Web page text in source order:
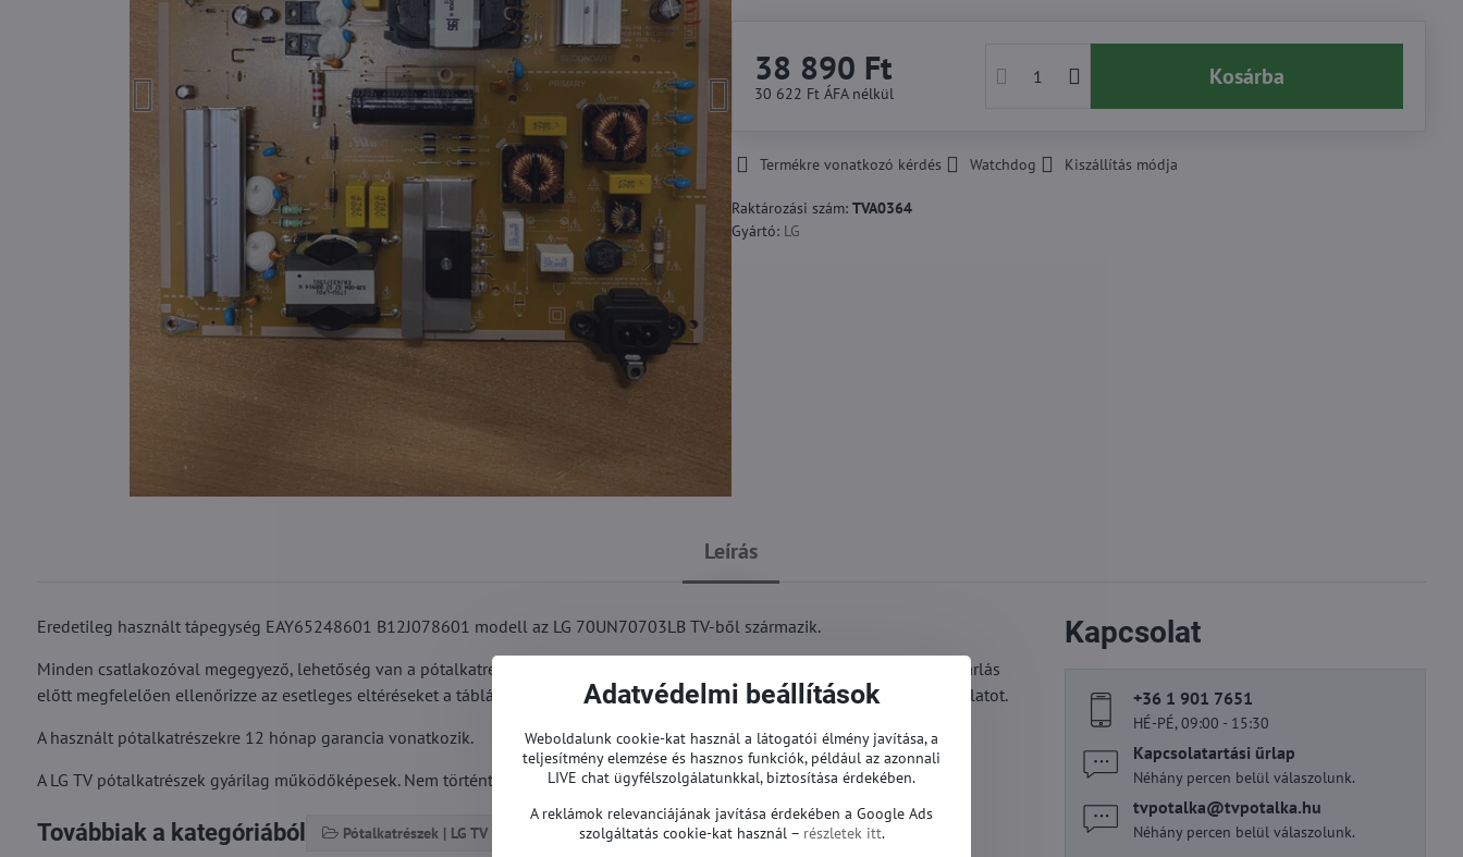
38 890 Ft
30 622 Ft ÁFA nélkül
Kosárba
Termékre vonatkozó kérdés Watchdog Kiszállítás módja
Raktározási szám: TVA0364
Gyártó: LG
Leírás
Eredetileg használt tápegység EAY65248601 B12J078601 modell az LG 70UN70703LB TV-ből származik.
Minden csatlakozóval megegyező, lehetőség van a pótalkatrész más modellekben való felhasználására. Javasoljuk, hogy vásárlás
előtt megfelelően ellenőrizze az esetleges eltéréseket a táblával. Ha bármilyen kérdése van, kérjük, vegye fel velünk a kapcsolatot.
A használt pótalkatrészekre 12 hónap garancia vonatkozik.
A LG TV pótalkatrészek gyárilag működőképesek. Nem történt rajtuk javítás vagy szervizelés.
Továbbiak a kategóriából Pótalkatrészek | LG TV Tápegységek | LG TV
Kapcsolat
+36 1 901 7651
HÉ-PÉ, 09:00 - 15:30
Kapcsolatartási űrlap
Néhány percen belül válaszolunk.
tvpotalka​@tvpotalka​.hu
Néhány percen belül válaszolunk.
Adatvédelmi beállítások
Weboldalunk cookie-kat használ a látogatói élmény javítása, a
teljesítmény elemzése és hasznos funkciók, például az azonnali
LIVE chat ügyfélszolgálatunkkal, biztosítása érdekében.
A reklámok relevanciájának javítása érdekében a Google Ads
szolgáltatás cookie-kat használ – részletek itt.